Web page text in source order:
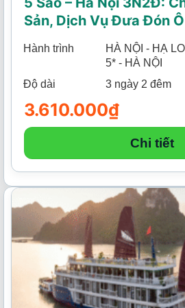
Sản, Dịch Vụ Đưa Đón
Hành trình
HÀ NỘI - HẠ
5* - HÀ NỘI
Độ dài
3 ngày 2 đêm
3.610.000₫
Chi tiết